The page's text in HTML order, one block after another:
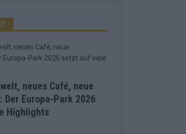
neues Café, neue
Der Europa-Park 2026
Highlights